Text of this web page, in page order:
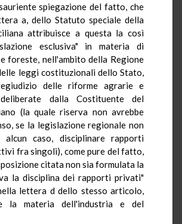
spiegazione del fatto, che
a, dello Statuto speciale della
attribuisce a questa la così
esclusiva" in materia di
foreste, nell'ambito della Regione
leggi costituzionali dello Stato,
delle riforme agrarie e
dalla Costituente del
(la quale riserva non avrebbe
se la legislazione regionale non
alcun caso, disciplinare rapporti
fra singoli), come pure del fatto,
citata non sia formulata la
la disciplina dei rapporti privati"
lettera d dello stesso articolo,
la materia dell'industria e del